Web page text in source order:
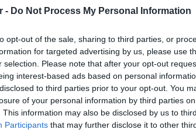
- Do Not Process My Personal Information
opt-out of the sale, sharing to third parties, or
for targeted advertising by us, please use
selection. Please note that after your opt-out
interest-based ads based on personal
to third parties prior to your opt-out. You
of your personal information by third parties
This information may also be disclosed by us to
Participants that may further disclose it to other
Β. ΒΑΡΔΙΝΟΓΙΑΝΝΗ-ΕΛΠΙΔΑ" για
φίλους.